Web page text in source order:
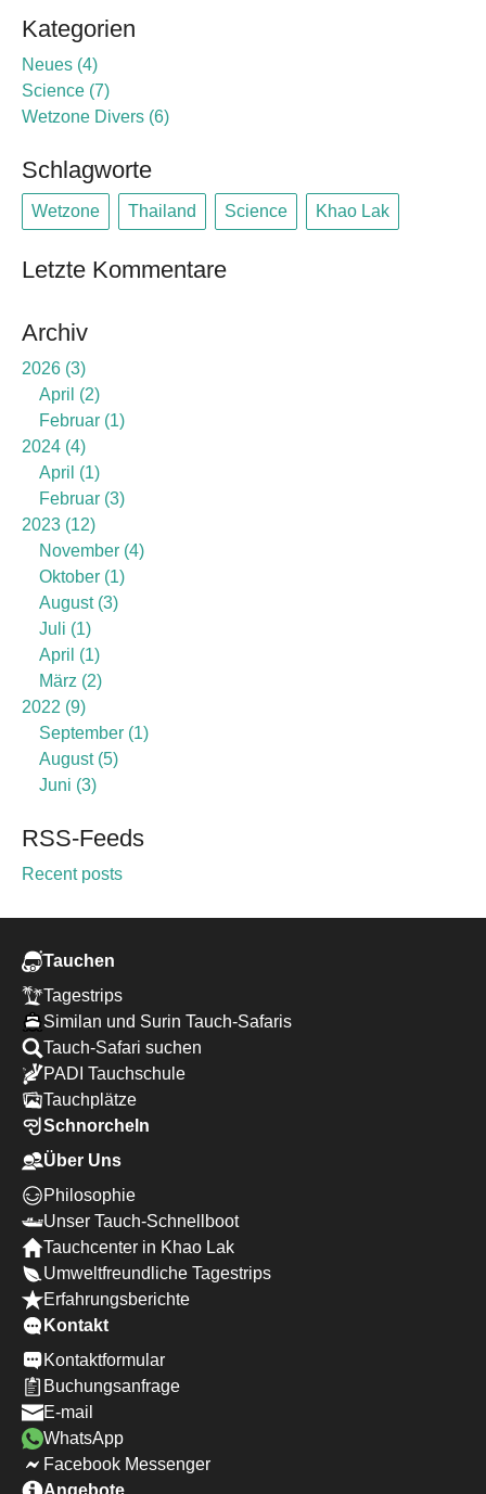
Kategorien
Neues 4
Science 7
Wetzone Divers 6
Schlagworte
Wetzone Thailand Science Khao Lak
Letzte Kommentare
Archiv
2026 3
April
2
Februar 1
2024 4
April
1
Februar 3
2023 12
November 4
Oktober 1
August 3
Juli
1
April
1
März
2
2022 9
September 1
August 5
Juni 3
RSS-Feeds
Recent posts
Tauchen
Tagestrips
Similan und Surin Tauch-Safaris
Tauch-Safari suchen
PADI Tauchschule
Tauchplätze
Schnorcheln
Über Uns
Philosophie
Unser Tauch-Schnellboot
Tauchcenter in Khao Lak
Umweltfreundliche Tagestrips
Erfahrungsberichte
Kontakt
Kontaktformular
Buchungsanfrage
E-mail
WhatsApp
Facebook Messenger
Angebote